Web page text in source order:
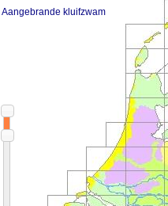
Aangebrande kluifzwam